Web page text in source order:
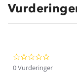
star
0 Vurderinger
Kundeservice
Klima og miljø
Trelagsprinsippet